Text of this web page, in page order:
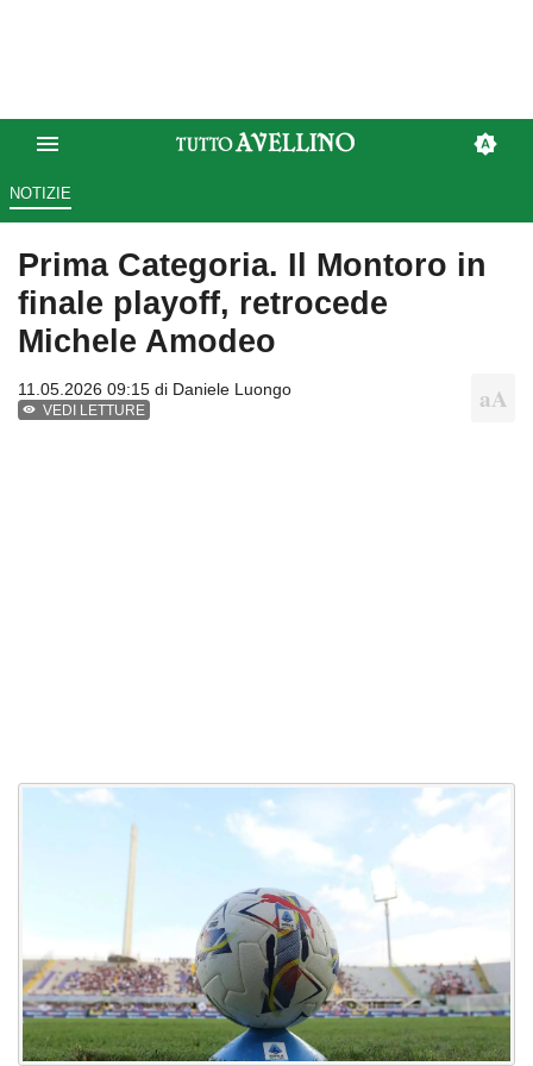
NOTIZIE
Prima Categoria. Il Montoro in
finale playoff, retrocede
Michele Amodeo
11.05.2026 09:15 di Daniele Luongo
VEDI LETTURE